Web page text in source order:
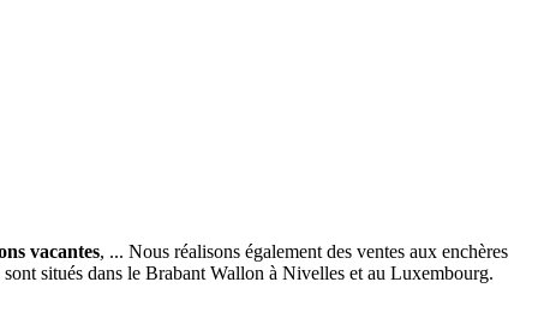
vacantes, ... Nous réalisons également des ventes aux enchères
situés dans le Brabant Wallon à Nivelles et au Luxembourg.